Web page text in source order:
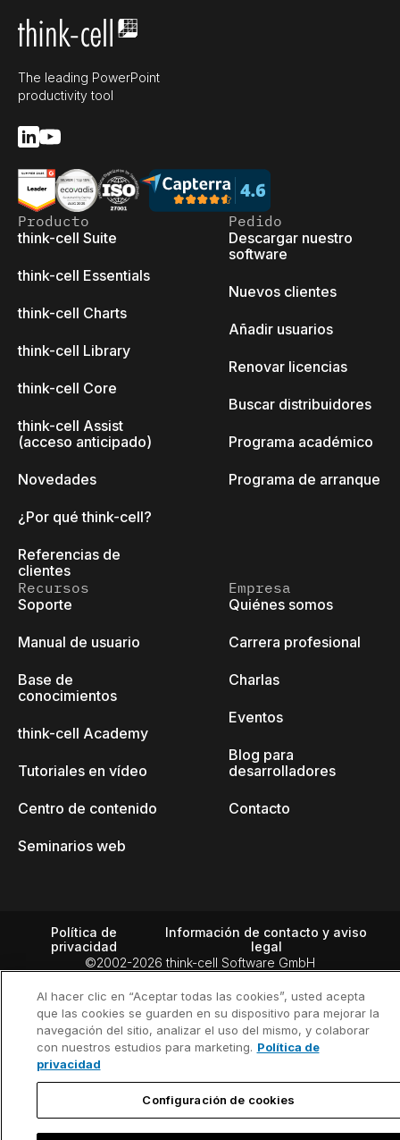
The leading PowerPoint
productivity tool
Producto
think-cell Suite
think-cell Essentials
think-cell Charts
think-cell Library
think-cell Core
think-cell Assist
(acceso anticipado)
Novedades
¿Por qué think-cell?
Referencias de
clientes
Pedido
Descargar nuestro
software
Nuevos clientes
Añadir usuarios
Renovar licencias
Buscar distribuidores
Programa académico
Programa de arranque
Recursos
Soporte
Manual de usuario
Base de
conocimientos
think-cell Academy
Tutoriales en vídeo
Centro de contenido
Seminarios web
Empresa
Quiénes somos
Carrera profesional
Charlas
Eventos
Blog para
desarrolladores
Contacto
©2002-2026 think-cell Software GmbH
Política de
privacidad
Información de contacto y aviso
legal
Al hacer clic en “Aceptar todas las cookies”, usted acepta
que las cookies se guarden en su dispositivo para mejorar la
navegación del sitio, analizar el uso del mismo, y colaborar
con nuestros estudios para marketing. Política de
privacidad
Configuración de cookies